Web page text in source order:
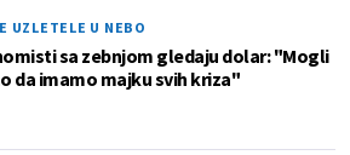
UZLETELE U NEBO
sa zebnjom gledaju dolar: "Mogli
da imamo majku svih kriza"